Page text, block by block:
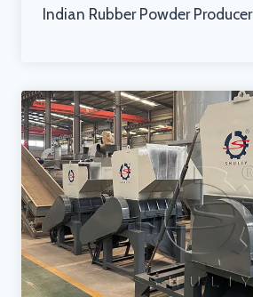
Indian Rubber Powder Producer